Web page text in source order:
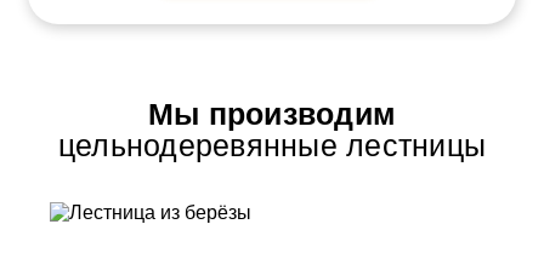
Мы производим
цельнодеревянные лестницы